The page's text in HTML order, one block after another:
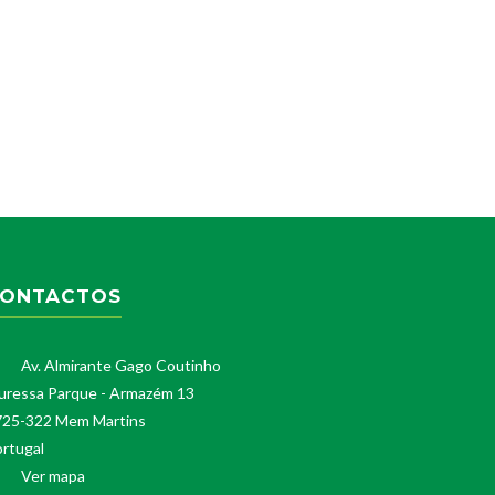
Av. Almirante Gago Coutinho
Parque - Armazém 13
322 Mem Martins
Ver mapa